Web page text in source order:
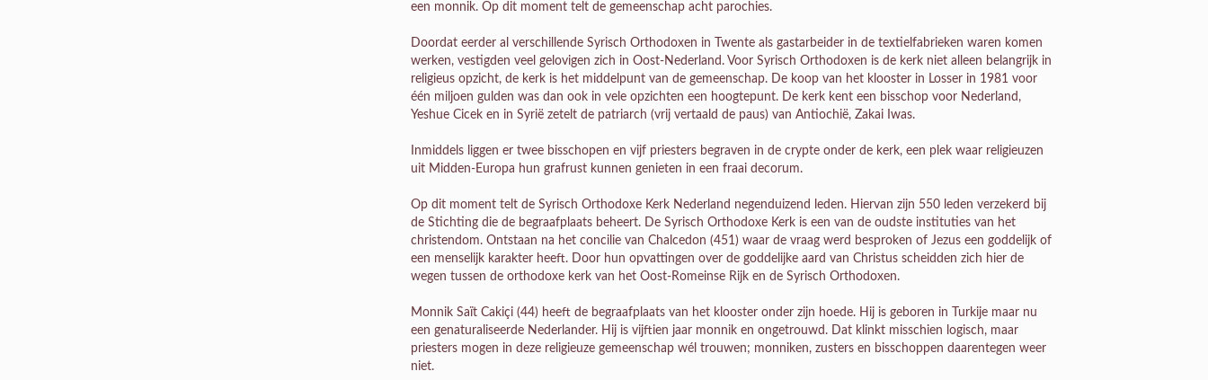
een monnik. Op dit moment telt de gemeenschap acht parochies.
Doordat eerder al verschillende Syrisch Orthodoxen in Twente als gastarbeider in de textielfabrieken waren komen
werken, vestigden veel gelovigen zich in Oost-Nederland. Voor Syrisch Orthodoxen is de kerk niet alleen belangrijk in
religieus opzicht, de kerk is het middelpunt van de gemeenschap. De koop van het klooster in Losser in 1981 voor
één miljoen gulden was dan ook in vele opzichten een hoogtepunt. De kerk kent een bisschop voor Nederland,
Yeshue Cicek en in Syrië zetelt de patriarch (vrij vertaald de paus) van Antiochië, Zakai Iwas.
Inmiddels liggen er twee bisschopen en vijf priesters begraven in de crypte onder de kerk, een plek waar religieuzen
uit Midden-Europa hun grafrust kunnen genieten in een fraai decorum.
Op dit moment telt de Syrisch Orthodoxe Kerk Nederland negenduizend leden. Hiervan zijn 550 leden verzekerd bij
de Stichting die de begraafplaats beheert. De Syrisch Orthodoxe Kerk is een van de oudste instituties van het
christendom. Ontstaan na het concilie van Chalcedon (451) waar de vraag werd besproken of Jezus een goddelijk of
een menselijk karakter heeft. Door hun opvattingen over de goddelijke aard van Christus scheidden zich hier de
wegen tussen de orthodoxe kerk van het Oost-Romeinse Rijk en de Syrisch Orthodoxen.
Monnik Saït Cakiçi (44) heeft de begraafplaats van het klooster onder zijn hoede. Hij is geboren in Turkije maar nu
een genaturaliseerde Nederlander. Hij is vijftien jaar monnik en ongetrouwd. Dat klinkt misschien logisch, maar
priesters mogen in deze religieuze gemeenschap wél trouwen; monniken, zusters en bisschoppen daarentegen weer
niet.